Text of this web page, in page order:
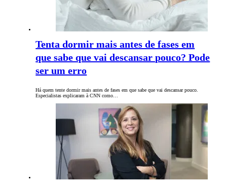
Tenta dormir mais antes de fases em
que sabe que vai descansar pouco? Pode
ser um erro
Há quem tente dormir mais antes de fases em que sabe que vai descansar pouco.
Especialistas explicaram à CNN como…